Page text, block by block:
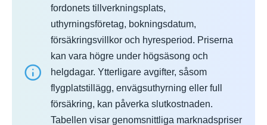
fordonets tillverkningsplats,
uthyrningsföretag, bokningsdatum,
försäkringsvillkor och hyresperiod. Priserna
kan vara högre under högsäsong och
helgdagar. Ytterligare avgifter, såsom
flygplatstillägg, envägsuthyrning eller full
försäkring, kan påverka slutkostnaden.
Tabellen visar genomsnittliga marknadspriser